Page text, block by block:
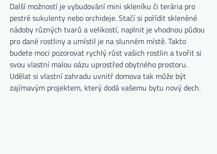
Další možností je vybudování mini skleníku či terária pro
pestré sukulenty nebo orchideje. Stačí si pořídit skleněné
nádoby různých tvarů a velikostí, naplnit je vhodnou půdou
pro dané rostliny a umístil je na slunném místě. Takto
budete moci pozorovat rychlý růst vašich rostlin a tvořit si
svou vlastní malou oázu uprostřed obytného prostoru.
Udělat si vlastní zahradu uvnitř domova tak může být
zajímavým projektem, který dodá vašemu bytu nový dech.